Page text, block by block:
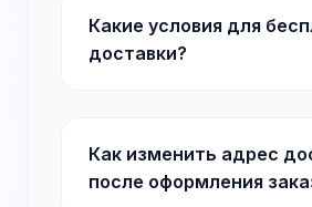
Какие условия для
доставки?
Как изменить адрес
после оформления